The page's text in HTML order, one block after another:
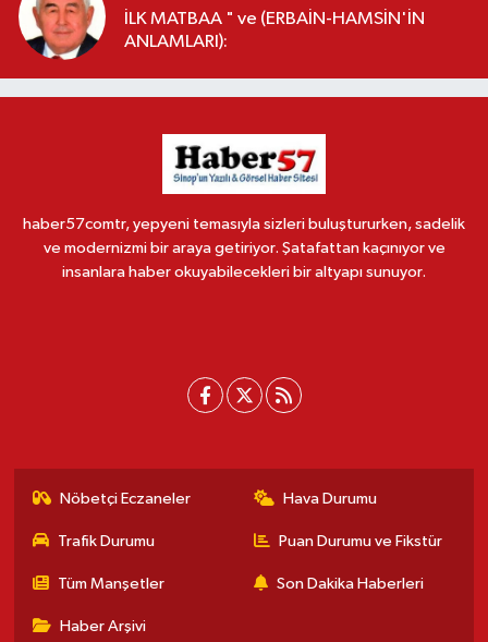
İLK MATBAA " ve (ERBAİN-HAMSİN'İN
ANLAMLARI):
haber57comtr, yepyeni temasıyla sizleri buluştururken, sadelik
ve modernizmi bir araya getiriyor. Şatafattan kaçınıyor ve
insanlara haber okuyabilecekleri bir altyapı sunuyor.
Nöbetçi Eczaneler Hava Durumu
Trafik Durumu Puan Durumu ve Fikstür
Tüm Manşetler Son Dakika Haberleri
Haber Arşivi